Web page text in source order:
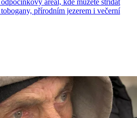
areál, kde můžete střídat
přírodním jezerem i večerní